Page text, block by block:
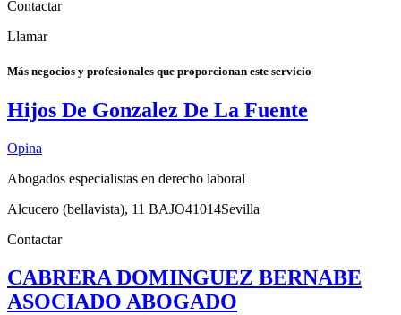
Contactar
Llamar
Más negocios y profesionales que proporcionan este servicio
Hijos De Gonzalez De La Fuente
Opina
Abogados especialistas en derecho laboral
Alcucero (bellavista), 11 BAJO41014Sevilla
Contactar
CABRERA DOMINGUEZ BERNABE
ASOCIADO ABOGADO